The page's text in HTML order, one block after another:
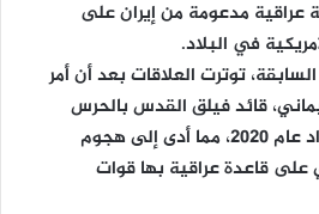
مدعومة من إيران على
في البلاد.
توترت العلاقات بعد أن أمر
قائد فيلق القدس بالحرس
الثوري الإيراني، في بغداد عام 2020، مما أدى إلى هجوم
على قاعدة عراقية بها قوات